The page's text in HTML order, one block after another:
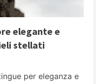
elegante e
stellati
per eleganza e